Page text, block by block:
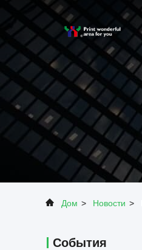
Дом > Новости >
События